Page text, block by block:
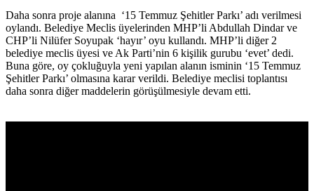
Daha sonra proje alanına ‘15 Temmuz Şehitler Parkı’ adı verilmesi
oylandı. Belediye Meclis üyelerinden MHP’li Abdullah Dindar ve
CHP’li Nilüfer Soyupak ‘hayır’ oyu kullandı. MHP’li diğer 2
belediye meclis üyesi ve Ak Parti’nin 6 kişilik gurubu ‘evet’ dedi.
Buna göre, oy çokluğuyla yeni yapılan alanın isminin ‘15 Temmuz
Şehitler Parkı’ olmasına karar verildi. Belediye meclisi toplantısı
daha sonra diğer maddelerin görüşülmesiyle devam etti.